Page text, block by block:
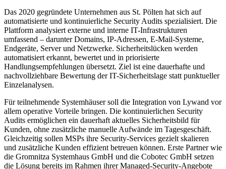
Das 2020 gegründete Unternehmen aus St. Pölten hat sich auf
automatisierte und kontinuierliche Security Audits spezialisiert. Die
Plattform analysiert externe und interne IT-Infrastrukturen
umfassend – darunter Domains, IP-Adressen, E-Mail-Systeme,
Endgeräte, Server und Netzwerke. Sicherheitslücken werden
automatisiert erkannt, bewertet und in priorisierte
Handlungsempfehlungen übersetzt. Ziel ist eine dauerhafte und
nachvollziehbare Bewertung der IT-Sicherheitslage statt punktueller
Einzelanalysen.
Für teilnehmende Systemhäuser soll die Integration von Lywand vor
allem operative Vorteile bringen. Die kontinuierlichen Security
Audits ermöglichen ein dauerhaft aktuelles Sicherheitsbild für
Kunden, ohne zusätzliche manuelle Aufwände im Tagesgeschäft.
Gleichzeitig sollen MSPs ihre Security-Services gezielt skalieren
und zusätzliche Kunden effizient betreuen können. Erste Partner wie
die Gromnitza Systemhaus GmbH und die Cobotec GmbH setzen
die Lösung bereits im Rahmen ihrer Managed-Security-Angebote